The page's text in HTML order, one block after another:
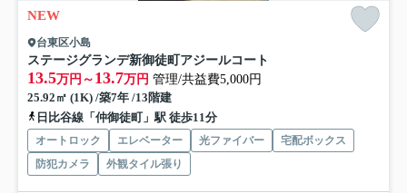
NEW
台東区小島
ステージグランデ新御徒町アジールコート
13.5万円～ 13.7万円 管理/共益費5,000円
25.92㎡ (1K) /築7年 /13階建
日比谷線「仲御徒町」駅 徒歩11分
オートロック エレベーター 光ファイバー
宅配ボックス
防犯カメラ
外観タイル張り